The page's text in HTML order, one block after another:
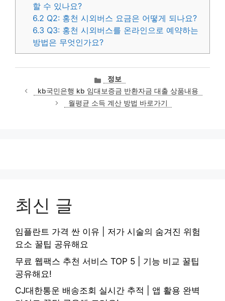
할 수 있나요?
6.2 Q2: 홍천 시외버스 요금은 어떻게 되나요?
6.3 Q3: 홍천 시외버스를 온라인으로 예약하는
방법은 무엇인가요?
카
테
고
리
정보
kb국민은행 kb 임대보증금 반환자금 대출 상품내용
월평균 소득 계산 방법 바로가기
최신 글
임플란트 가격 싼 이유 | 저가 시술의 숨겨진 위험
요소 꿀팁 공유해요
무료 웹팩스 추천 서비스 TOP 5 | 기능 비교 꿀팁
공유해요!
CJ대한통운 배송조회 실시간 추적 | 앱 활용 완벽